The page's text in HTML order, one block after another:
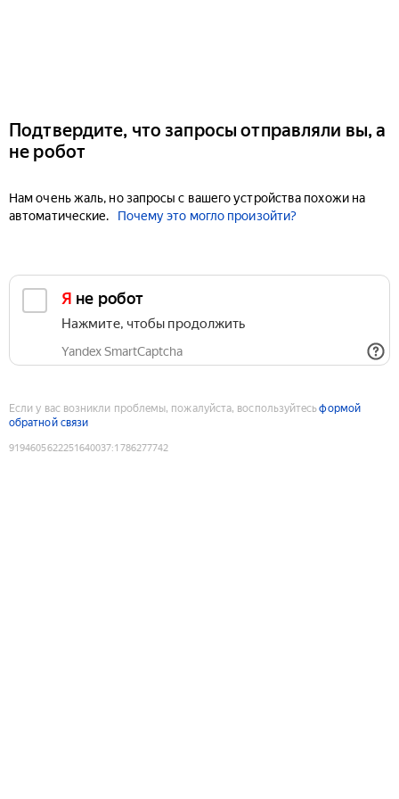
Подтвердите, что запросы отправляли вы, а
не робот
Нам очень жаль, но запросы с вашего устройства похожи на
автоматические.
Почему это могло произойти?
Я не робот
Нажмите, чтобы продолжить
Yandex SmartCaptcha
Если у вас возникли проблемы, пожалуйста, воспользуйтесьформой
обратной связи
9194605622251640037:1786277742